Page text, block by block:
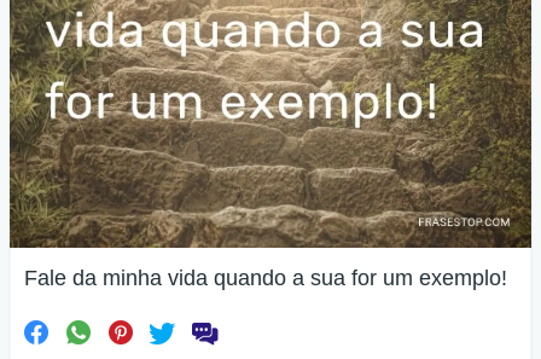
Fale da minha vida quando a sua for um exemplo!